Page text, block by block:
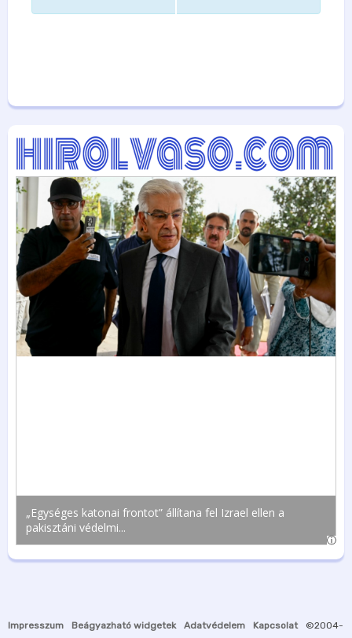
ó
Impresszum Beágyazható widgetek Adatvédelem Kapcsolat ©2004-